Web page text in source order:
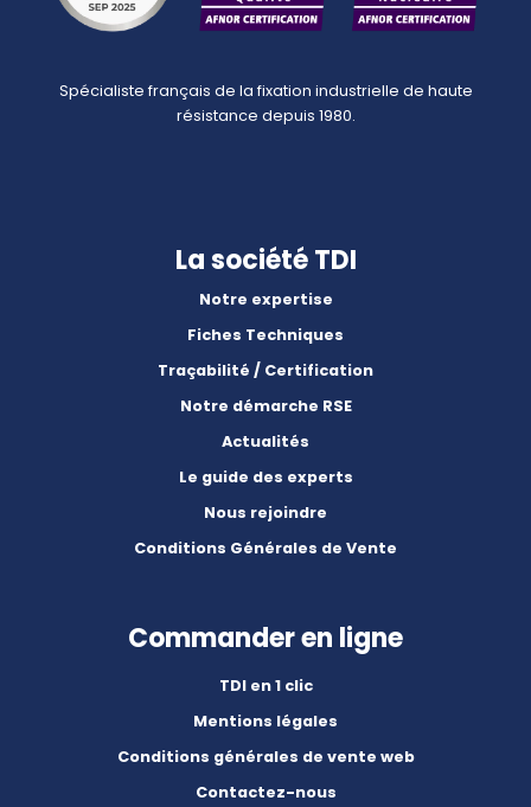
Spécialiste français de la fixation industrielle de haute
résistance depuis 1980.
La société TDI
Notre expertise
Fiches Techniques
Traçabilité / Certification
Notre démarche RSE
Actualités
Le guide des experts
Nous rejoindre
Conditions Générales de Vente
Commander en ligne
TDI en 1 clic
Mentions légales
Conditions générales de vente web
Contactez-nous